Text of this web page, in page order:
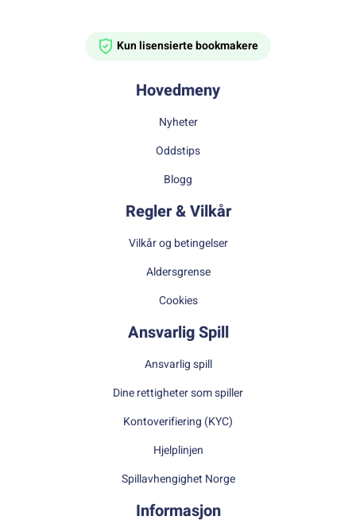
Kun lisensierte bookmakere
Hovedmeny
Nyheter
Oddstips
Blogg
Regler & Vilkår
Vilkår og betingelser
Aldersgrense
Cookies
Ansvarlig Spill
Ansvarlig spill
Dine rettigheter som spiller
Kontoverifiering (KYC)
Hjelplinjen
Spillavhengighet Norge
Informasjon